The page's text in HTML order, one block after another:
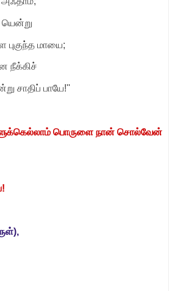
யென்று
புகுந்த மாயை;
நீக்கிச்
சாதிப் பாயே!''
பொருளை நான் சொல்வேன்